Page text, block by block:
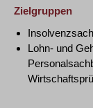
Zielgruppen
Lohn- und